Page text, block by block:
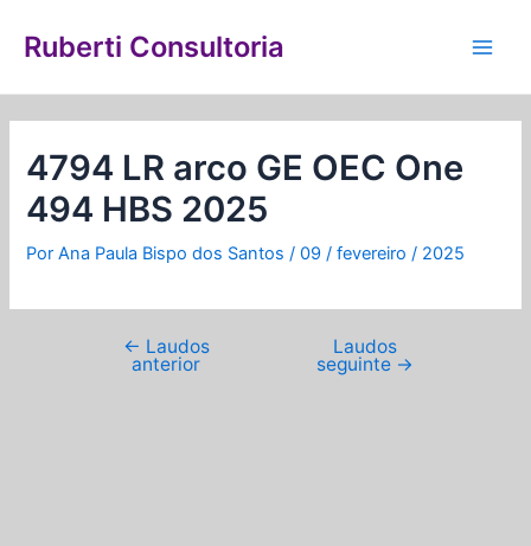
para
conteúdo
Ruberti Consultoria
4794 LR arco GE OEC One
494 HBS 2025
PorAna Paula Bispo dos Santos/09 / fevereiro / 2025
de
← Laudos
anterior
Laudos
seguinte →